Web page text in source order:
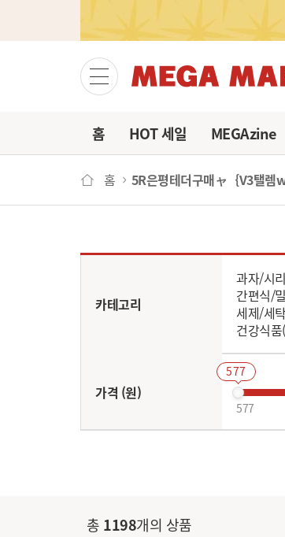
홈 HOT 세일 MEGAzine
홈 5R은평테더구매ャ｛V3탤
카테고리
과자/시
간편식/
세제/세
건강식
가격 (원)
577
577
총 1198개의 상품